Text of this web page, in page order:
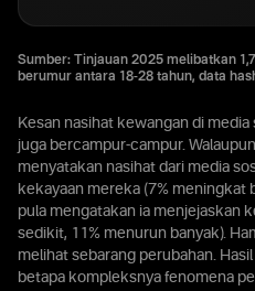
Sumber: Tinjauan 2025 melibatkan
berumur antara 18-28 tahun, data
Kesan nasihat kewangan di
juga bercampur-campur.
menyatakan nasihat dari media
kekayaan mereka (7% meningkat
pula mengatakan ia menjejaskan
sedikit, 11% menurun banyak).
melihat sebarang perubahan.
betapa kompleksnya fenomena